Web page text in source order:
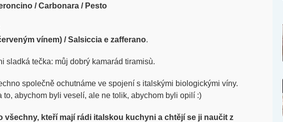
/ Carbonara / Pesto
vínem) / Salsiccia e zafferano.
sladká tečka: můj dobrý kamarád tiramisù.
společně ochutnáme ve spojení s italskými biologickými víny.
to, abychom byli veselí, ale ne tolik, abychom byli opilí :)
všechny, kteří mají rádi italskou kuchyni a chtějí se ji naučit z